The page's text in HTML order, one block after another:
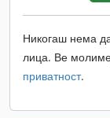
Никогаш нема
лица. Ве
приватност.